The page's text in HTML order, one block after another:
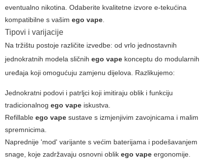
eventualno nikotina. Odaberite kvalitetne izvore e-tekućina
kompatibilne s vašim ego vape.
Tipovi i varijacije
Na tržištu postoje različite izvedbe: od vrlo jednostavnih
jednokratnih modela sličnih ego vape konceptu do modularnih
uređaja koji omogućuju zamjenu dijelova. Razlikujemo:
Jednokratni podovi i patrljci koji imitiraju oblik i funkciju
tradicionalnog ego vape iskustva.
Refillable ego vape sustave s izmjenjivim zavojnicama i malim
spremnicima.
Naprednije 'mod' varijante s većim baterijama i podešavanjem
snage, koje zadržavaju osnovni oblik ego vape ergonomije.